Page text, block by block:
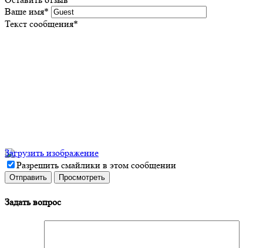
Ваше имя*
Текст сообщения*
Загрузить изображение
Разрешить смайлики в этом сообщении
Задать вопрос